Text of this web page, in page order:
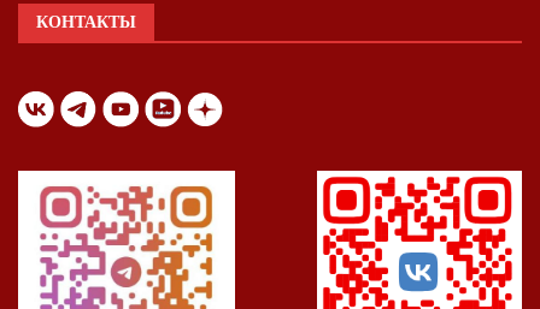
КОНТАКТЫ